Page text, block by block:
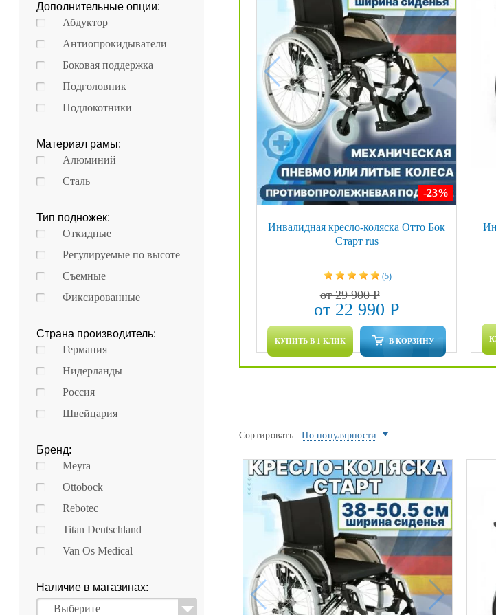
Прокат инвалидной техники
Дополнительные опции:
Абдуктор
Антиопрокидыватели
Боковая поддержка
Подголовник
Подлокотники
Материал рамы:
Алюминий
Сталь
Тип подножек:
Откидные
Регулируемые по высоте
Съемные
Фиксированные
Страна производитель:
Германия
Нидерланды
Россия
Швейцария
Бренд:
Meyra
Ottobock
Rebotec
Titan Deutschland
Van Os Medical
Наличие в магазинах:
Выберите
-23%
Инвалидная кресло-коляска Отто Бок
Старт rus
(5)
от 29 900 Р
от 22 990 Р
КУПИТЬ В 1 КЛИК В КОРЗИНУ
Сортировать: По популярности